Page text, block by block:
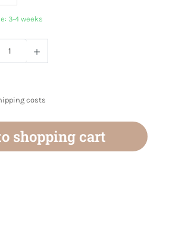
3-4 weeks
Enter the desired
costs
shopping cart